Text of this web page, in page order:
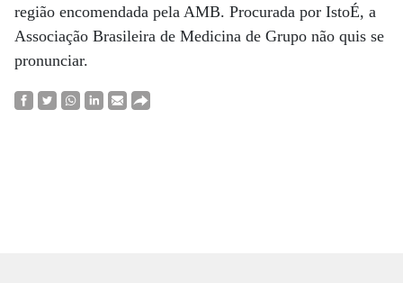
região encomendada pela AMB. Procurada por IstoÉ, a
Associação Brasileira de Medicina de Grupo não quis se
pronunciar.